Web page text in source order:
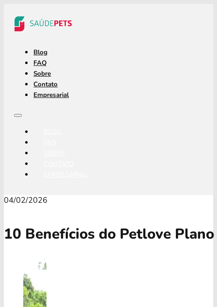
Blog
FAQ
Sobre
Contato
Empresarial
04/02/2026
10 Benefícios do Petlove